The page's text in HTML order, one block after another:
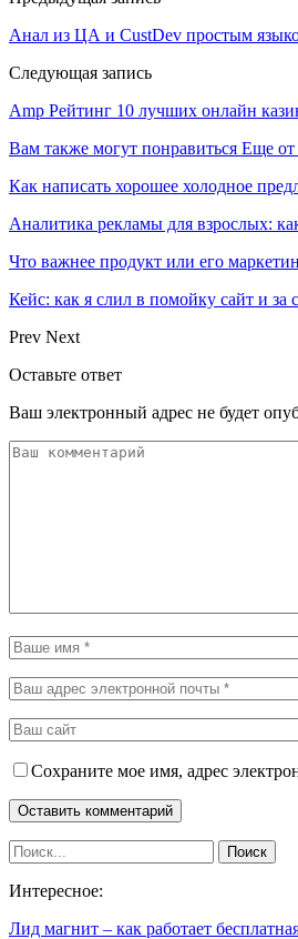
Анал из ЦА и CustDev простым
Следующая запись
Amp Рейтинг 10 лучших онлайн
Вам также могут понравиться Еще от
Как написать хорошее холодное
Аналитика рекламы для взрослых:
Что важнее продукт или его
Кейс: как я слил в помойку сайт и за
Prev Next
Оставьте ответ
Ваш электронный адрес не будет
Сохраните мое имя, адрес
Интересное:
Лид магнит – как работает